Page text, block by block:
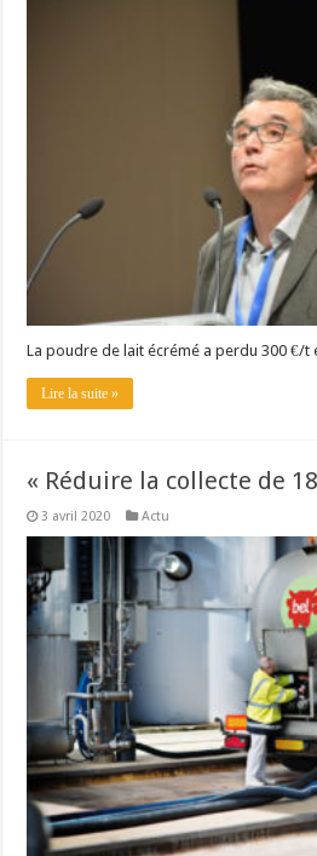
La poudre de lait écrémé a perdu 300 €/t
Lire la suite »
« Réduire la collecte de
3 avril 2020 Actu